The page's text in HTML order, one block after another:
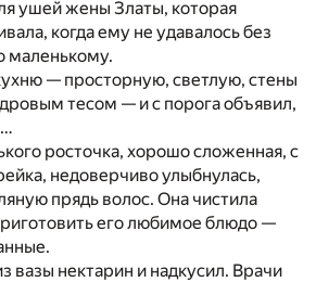
ушей жены Златы, которая
когда ему не удавалось без
маленькому.
— просторную, светлую, стены
тесом — и с порога объявил,
росточка, хорошо сложенная, с
недоверчиво улыбнулась,
прядь волос. Она чистила
его любимое блюдо —
вазы нектарин и надкусил. Врачи